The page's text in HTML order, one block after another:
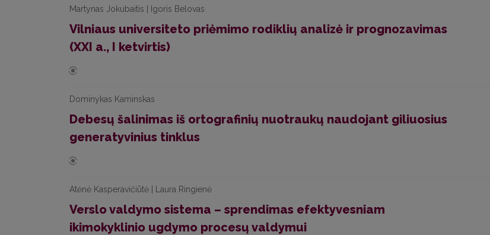
Martynas Jokubaitis | Igoris Belovas
Vilniaus universiteto priėmimo rodiklių analizė ir prognozavimas
(XXI a., I ketvirtis)
Dominykas Kaminskas
Debesų šalinimas iš ortografinių nuotraukų naudojant giliuosius
generatyvinius tinklus
Atėnė Kasperavičiūtė | Laura Ringienė
Verslo valdymo sistema – sprendimas efektyvesniam
ikimokyklinio ugdymo procesų valdymui